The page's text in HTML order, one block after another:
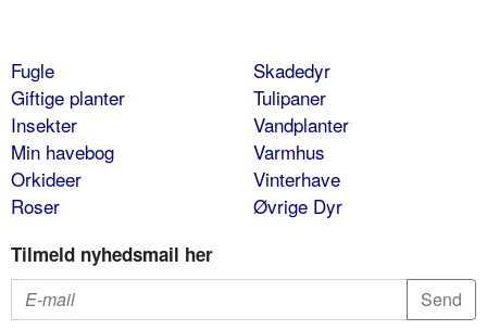
Fugle
Giftige planter
Insekter
Min havebog
Orkideer
Roser
Skadedyr
Tulipaner
Vandplanter
Varmhus
Vinterhave
Øvrige Dyr
Tilmeld nyhedsmail her